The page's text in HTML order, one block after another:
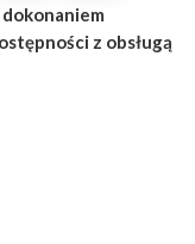
z obsługą